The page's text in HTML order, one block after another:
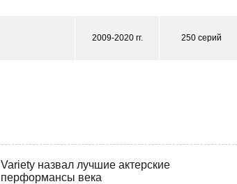
2009-2020 гг. 250 серий
Variety назвал лучшие актерские
перформансы века